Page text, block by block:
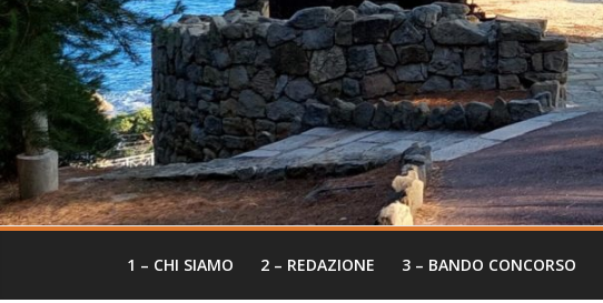
1 – CHI SIAMO 2 – REDAZIONE 3 – BANDO CONCORSO